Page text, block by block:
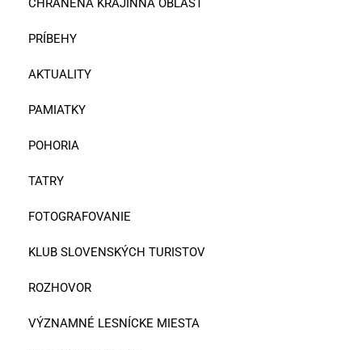
CHRÁNENÁ KRAJINNÁ OBLASŤ
PRÍBEHY
AKTUALITY
PAMIATKY
POHORIA
TATRY
FOTOGRAFOVANIE
KLUB SLOVENSKÝCH TURISTOV
ROZHOVOR
VÝZNAMNÉ LESNÍCKE MIESTA